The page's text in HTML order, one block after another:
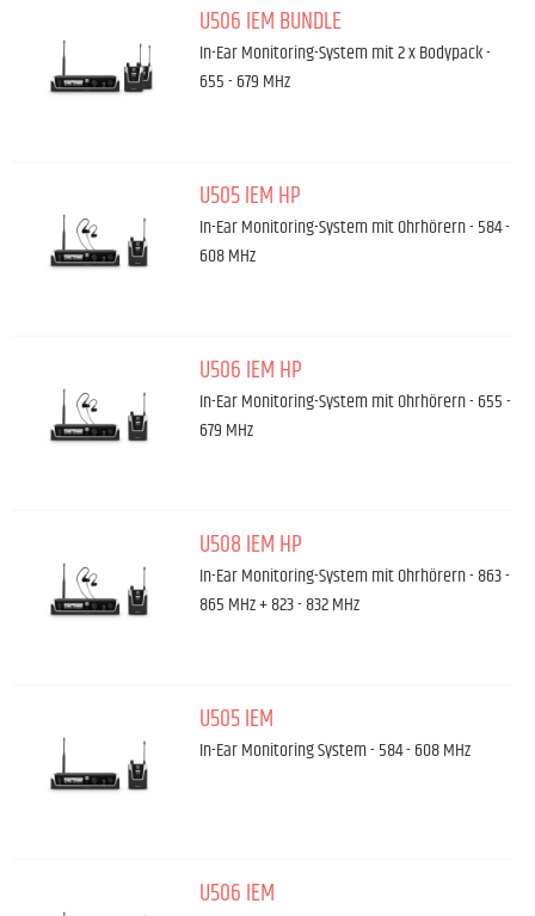
U506 IEM BUNDLE
In-Ear Monitoring-System mit 2 x Bodypack -
655 - 679 MHz
U505 IEM HP
In-Ear Monitoring-System mit Ohrhörern - 584 -
608 MHz
U506 IEM HP
In-Ear Monitoring-System mit Ohrhörern - 655 -
679 MHz
U508 IEM HP
In-Ear Monitoring-System mit Ohrhörern - 863 -
865 MHz + 823 - 832 MHz
U505 IEM
In-Ear Monitoring System - 584 - 608 MHz
U506 IEM